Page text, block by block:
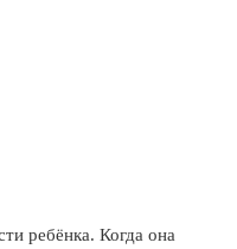
ребёнка. Когда она